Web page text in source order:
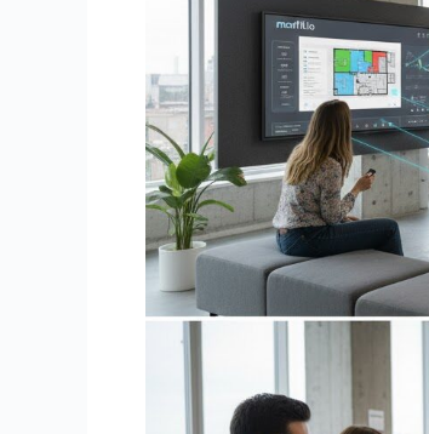
(Organisation,
Outils
&
Mise
en
Place)